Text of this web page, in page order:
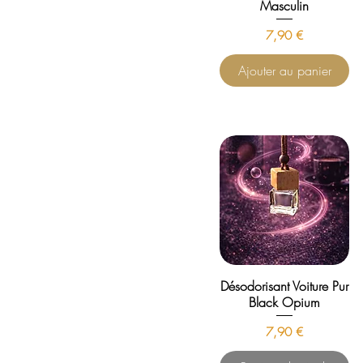
Masculin
Prix
7,90 €
Ajouter au panier
Désodorisant Voiture Pur
Black Opium
Prix
7,90 €